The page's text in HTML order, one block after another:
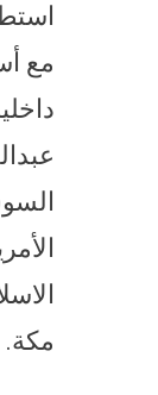
مع
مكة.